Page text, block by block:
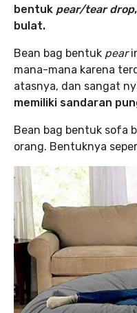
bentuk pear/tear drop
bulat.
Bean bag bentuk pear
mana-mana karena
atasnya, dan sangat
memiliki sandaran
Bean bag bentuk sofa
orang. Bentuknya